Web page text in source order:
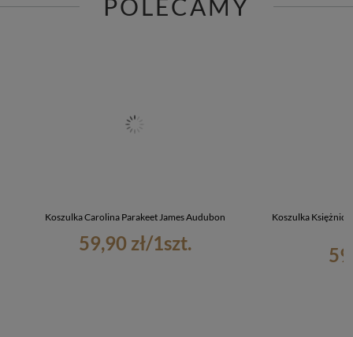
POLECAMY
Koszulka Carolina Parakeet James Audubon
59,90 zł/1szt.
Koszulka